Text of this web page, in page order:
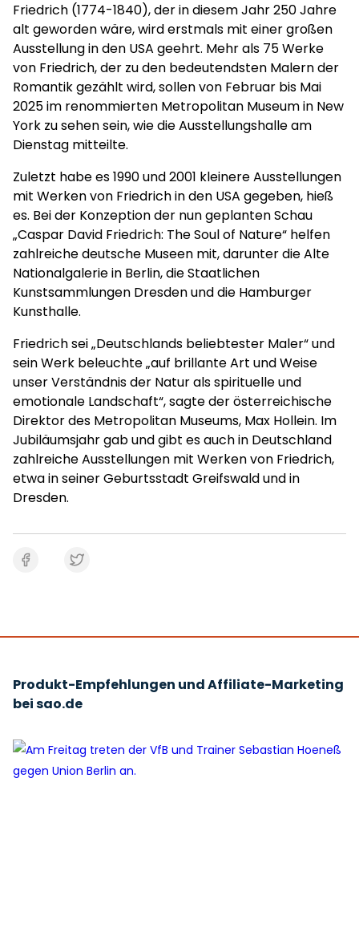
Friedrich (1774-1840), der in diesem Jahr 250 Jahre
alt geworden wäre, wird erstmals mit einer großen
Ausstellung in den USA geehrt. Mehr als 75 Werke
von Friedrich, der zu den bedeutendsten Malern der
Romantik gezählt wird, sollen von Februar bis Mai
2025 im renommierten Metropolitan Museum in New
York zu sehen sein, wie die Ausstellungshalle am
Dienstag mitteilte.
Zuletzt habe es 1990 und 2001 kleinere Ausstellungen
mit Werken von Friedrich in den USA gegeben, hieß
es. Bei der Konzeption der nun geplanten Schau
„Caspar David Friedrich: The Soul of Nature“ helfen
zahlreiche deutsche Museen mit, darunter die Alte
Nationalgalerie in Berlin, die Staatlichen
Kunstsammlungen Dresden und die Hamburger
Kunsthalle.
Friedrich sei „Deutschlands beliebtester Maler“ und
sein Werk beleuchte „auf brillante Art und Weise
unser Verständnis der Natur als spirituelle und
emotionale Landschaft“, sagte der österreichische
Direktor des Metropolitan Museums, Max Hollein. Im
Jubiläumsjahr gab und gibt es auch in Deutschland
zahlreiche Ausstellungen mit Werken von Friedrich,
etwa in seiner Geburtsstadt Greifswald und in
Dresden.
Produkt-Empfehlungen und Affiliate-Marketing
bei sao.de